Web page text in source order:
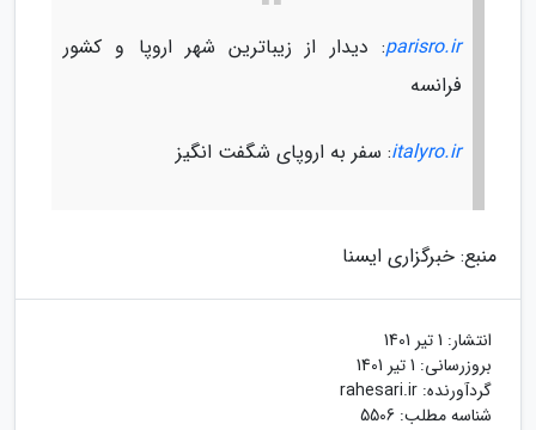
parisro.ir: دیدار از زیباترین شهر اروپا و کشور
فرانسه
italyro.ir: سفر به اروپای شگفت انگیز
منبع: خبرگزاری ایسنا
انتشار: 1 تیر 1401
بروزرسانی: 1 تیر 1401
گردآورنده: rahesari.ir
شناسه مطلب: 5506